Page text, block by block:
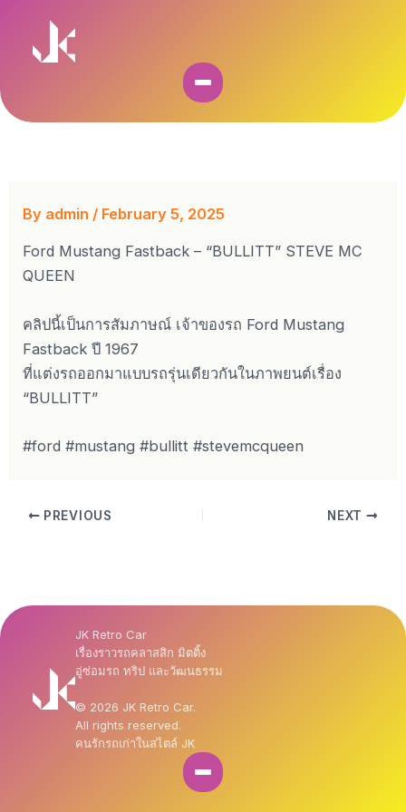
content
By admin / February 5, 2025
Ford Mustang Fastback – “BULLITT” STEVE MC
QUEEN
คลิปนี้เป็นการสัมภาษณ์ เจ้าของรถ Ford Mustang
Fastback ปี 1967
ที่แต่งรถออกมาแบบรถรุ่นเดียวกันในภาพยนต์เรื่อง
“BULLITT”
#ford #mustang #bullitt #stevemcqueen
PREVIOUS NEXT
JK Retro Car
เรื่องราวรถคลาสสิก มิตติ้ง
อู่ซ่อมรถ ทริป และวัฒนธรรม
© 2026 JK Retro Car.
All rights reserved.
คนรักรถเก่าในสไตล์ JK